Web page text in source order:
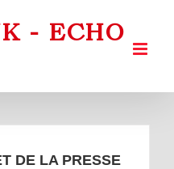
DE LA PRESSE